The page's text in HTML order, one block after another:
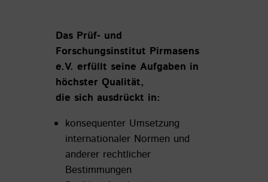
Das Prüf- und
Forschungsinstitut Pirmasens
e.V. erfüllt seine Aufgaben in
höchster Qualität,
die sich ausdrückt in:
konsequenter Umsetzung
internationaler Normen und
anderer rechtlicher
Bestimmungen